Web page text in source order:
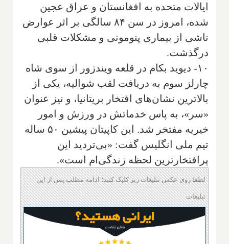
ایالات متحده به افغانستان و عراق عجین
شده، امروز در سن ۸۴ سالگی بر اثر عوارض
ناشی از بیماری پنومونی و مشکلات قلبی
درگذشت.
۱۰- دیوید بکام در قلعه ویندزور از سوی شاه
چارلز سوم به دریافت لقب شوالیه، یکی از
بالاترین نشان‌های افتخار بریتانیا، و نیز عنوان
«سر»، به پاس خدماتش در ورزش و امور
خیریه مفتخر شد. این کاپیتان پیشین ۵۰ ساله
تیم ملی انگلیس گفت: «بی‌تردید این
پرافتخارترین لحظه زندگی‌ام است».
لطفا روی عکس تبلیغات زیر کلیک کنید؛ ادامه مطلب پس از این
تبلیغات